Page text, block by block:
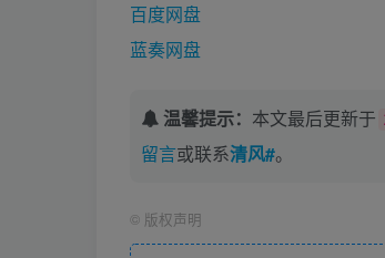
百度网盘
蓝奏网盘
温馨提示： 本文最后更新于
留言或联系清风#。
© 版权声明